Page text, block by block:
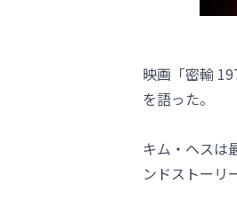
映画「密輸
を語った。
キム・ヘスは
ンドストーリ